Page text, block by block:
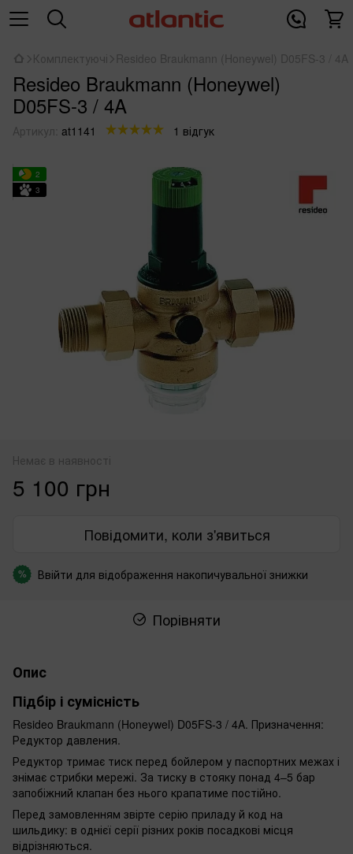
Комплектуючі Resideo Braukmann (Honeywel) D05FS-3 / 4A
Resideo Braukmann (Honeywel)
D05FS-3 / 4A
Артикул: at1141 1 відгук
2
3
Немає в наявності
5 100 грн
Повідомити, коли з'явиться
% Ввійти для відображення накопичувальної знижки
Порівняти
Опис
Підбір і сумісність
Resideo Braukmann (Honeywel) D05FS-3 / 4A. Призначення:
Редуктор давления.
Редуктор тримає тиск перед бойлером у паспортних межах і
знімає стрибки мережі. За тиску в стояку понад 4–5 бар
запобіжний клапан без нього крапатиме постійно.
Перед замовленням звірте серію приладу й код на
шильдику: в однієї серії різних років посадкові місця
відрізняються.